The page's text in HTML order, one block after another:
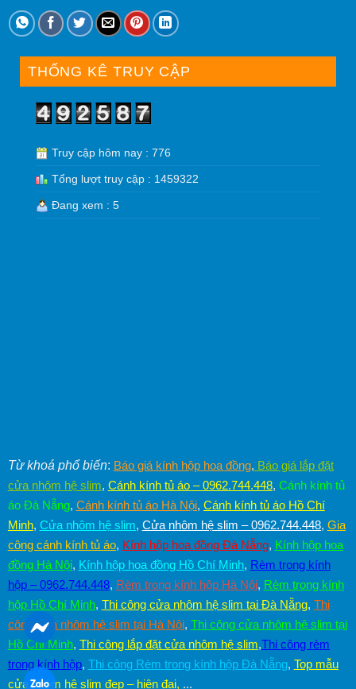
THỐNG KÊ TRUY CẬP
Truy cập hôm nay : 776
Tổng lượt truy cập : 1459322
Đang xem : 5
Từ khoá phổ biến: Báo giá kính hộp hoa đồng, Báo giá lắp đặt
cửa nhôm hệ slim, Cánh kính tủ áo – 0962.744.448, Cánh kính tủ
áo Đà Nẵng, Cánh kính tủ áo Hà Nội, Cánh kính tủ áo Hồ Chí
Minh, Cửa nhôm hệ slim, Cửa nhôm hệ slim – 0962.744.448, Gia
công cánh kính tủ áo, Kính hộp hoa đồng Đà Nẵng, Kính hộp hoa
đồng Hà Nội, Kính hộp hoa đồng Hồ Chí Minh, Rèm trong kính
hộp – 0962.744.448, Rèm trong kính hộp Hà Nội, Rèm trong kính
hộp Hồ Chí Minh, Thi công cửa nhôm hệ slim tại Đà Nẵng, Thi
công cửa nhôm hệ slim tại Hà Nội, Thi công cửa nhôm hệ slim tại
Hồ Chí Minh, Thi công lắp đặt cửa nhôm hệ slim,Thi công rèm
trong kính hộp, Thi công Rèm trong kính hộp Đà Nẵng, Top mẫu
cửa nhôm hệ slim đẹp – hiện đại, ...